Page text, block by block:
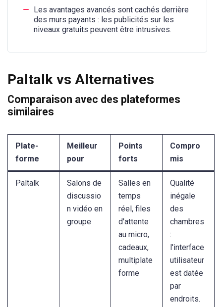
Les avantages avancés sont cachés derrière
des murs payants : les publicités sur les
niveaux gratuits peuvent être intrusives.
Paltalk vs Alternatives
Comparaison avec des plateformes
similaires
Plate-
forme
Meilleur
pour
Points
forts
Compro
mis
Paltalk
Salons de
discussio
n vidéo en
groupe
Salles en
temps
réel, files
d'attente
au micro,
cadeaux,
multiplate
forme
Qualité
inégale
des
chambres
:
l'interface
utilisateur
est datée
par
endroits.